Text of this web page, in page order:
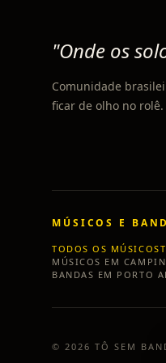
"Onde os
Comunidade
ficar de olho no rolê.
MÚSICOS E
TODOS OS MÚSICOS
MÚSICOS EM
BANDAS EM PORTO
© 2026 TÔ SEM